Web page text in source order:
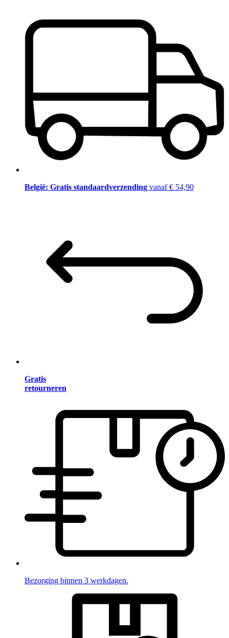
België: Gratis standaardverzending vanaf € 54,90
Gratis
retourneren
Bezorging binnen 3 werkdagen.